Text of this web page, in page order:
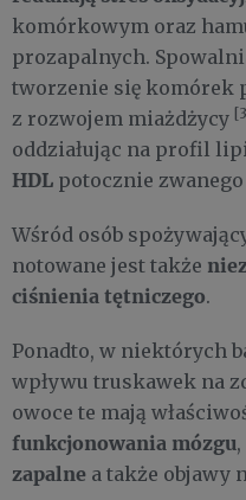
komórkowym oraz
prozapalnych.
tworzenie się komórek
z rozwojem miażdżycy
oddziałując na profil
HDL potocznie
Wśród osób
notowane jest także
ciśnienia tętniczego.
Ponadto, w niektórych
wpływu truskawek na
owoce te mają
funkcjonowania mózgu
zapalne a także objawy